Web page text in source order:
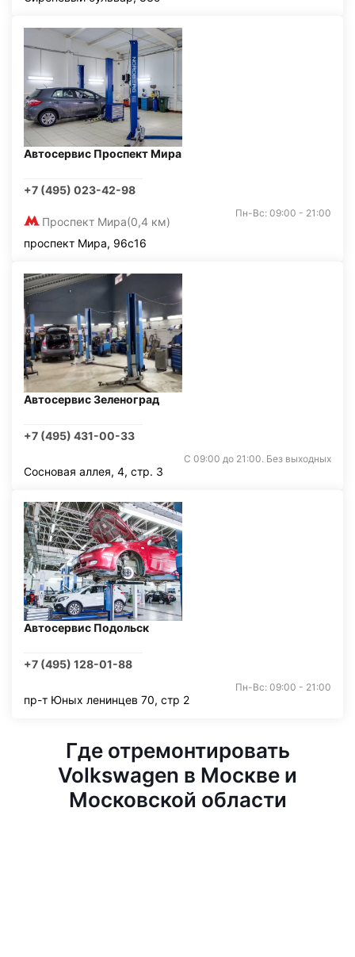
Автосервис Проспект Мира
+7 (495) 023-42-98
Проспект Мира(0,4 км)
Пн-Вс: 09:00 - 21:00
проспект Мира, 96с16
Автосервис Зеленоград
+7 (495) 431-00-33
С 09:00 до 21:00. Без выходных
Сосновая аллея, 4, стр. 3
Автосервис Подольск
+7 (495) 128-01-88
Пн-Вс: 09:00 - 21:00
пр-т Юных ленинцев 70, стр 2
Где отремонтировать
Volkswagen в Москве и
Московской области